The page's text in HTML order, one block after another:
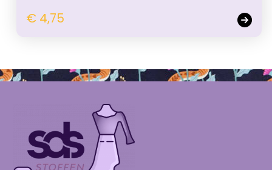
€ 4,75